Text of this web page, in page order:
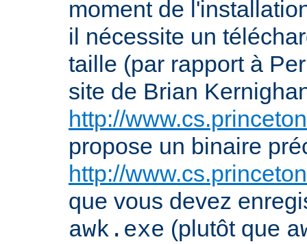
moment de
il nécessite un
taille (par rapport à
site de Brian
http://
propose un binaire
http://
que vous devez
awk.exe (plutôt que